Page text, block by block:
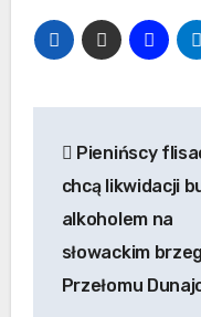
wpisu
Pienińscy
chcą likwidacji
alkoholem na
słowackim
Przełomu